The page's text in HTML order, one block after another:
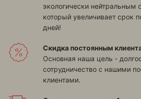
экологически нейтральным
который увеличивает срок
дней!
Скидка постоянным
Основная наша цель -
сотрудничество с нашими
клиентами.